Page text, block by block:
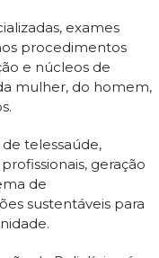
exames
procedimentos
e núcleos de
mulher, do homem,
telessaúde,
geração
de
sustentáveis para